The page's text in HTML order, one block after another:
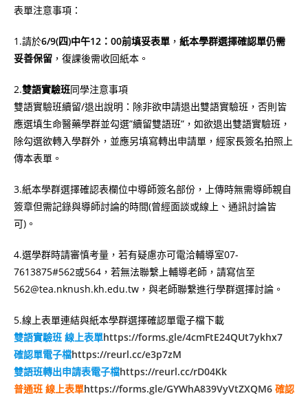
表單注意事項：
1.請於6/9(四)中午12：00前填妥表單 ， 紙本學群選擇確認單仍需
妥善保留 ，復課後需收回紙本。
2.雙語實驗班同學注意事項
雙語實驗班續留/退出說明：除非欲申請退出雙語實驗班，否則皆
應選填生命醫藥學群並勾選”續留雙語班”，如欲退出雙語實驗班，
除勾選欲轉入學群外，並應另填寫轉出申請單，經家長簽名拍照上
傳本表單。
3.紙本學群選擇確認表欄位中導師簽名部份，上傳時無需導師親自
簽章但需記錄與導師討論的時間(曾經面談或線上、通訊討論皆
可)。
4.選學群時請審慎考量，若有疑慮亦可電洽輔導室07-
7613875#562或564，若無法聯繫上輔導老師，請寫信至
562@tea.nknush.kh.edu.tw，與老師聯繫進行學群選擇討論。
5.線上表單連結與紙本學群選擇確認單電子檔下載
雙語實驗班 線上表單https://forms.gle/4cmFtE24QUt7ykhx7
確認單電子檔https://reurl.cc/e3p7zM
雙語班轉出申請表電子檔https://reurl.cc/rD04Kk
普通班 線上表單https://forms.gle/GYWhA839VyVtZXQM6 確認